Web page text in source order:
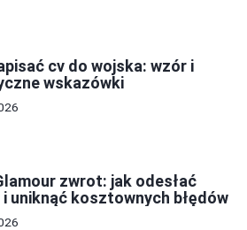
cv do wojska: wzór i
wskazówki
zwrot: jak odesłać
uniknąć kosztownych błędów